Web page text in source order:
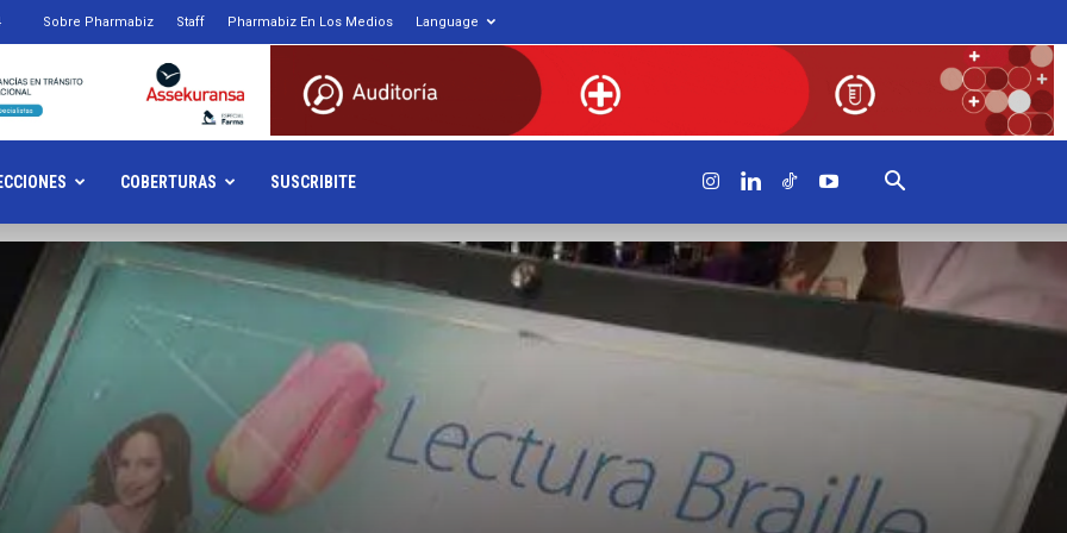
Sobre Pharmabiz Staff Pharmabiz En Los Medios Language
COBERTURAS SUSCRIBITE